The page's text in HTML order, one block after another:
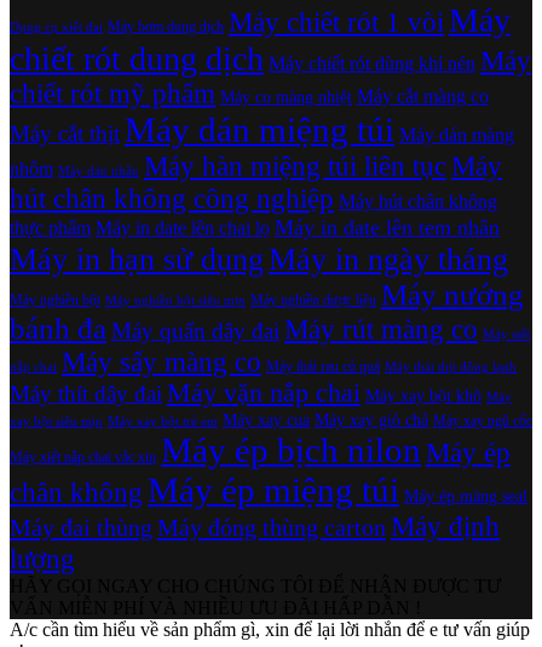
Dụng cụ xiết đai Máy bơm dung dịch Máy chiết rót 1 vòiMáy
chiết rót dung dịch Máy chiết rót dùng khí nén Máy
chiết rót mỹ phẩm Máy co màng nhiệt Máy cắt màng co
Máy cắt thịtMáy dán miệng túi Máy dán màng
nhôm Máy dán nhãn Máy hàn miệng túi liên tụcMáy
hút chân không công nghiệp Máy hút chân không
thực phẩm Máy in date lên chai lọ Máy in date lên tem nhãn
Máy in hạn sử dụngMáy in ngày tháng
Máy nghiền bột Máy nghiền bột siêu mịn Máy nghiền dược liệu Máy nướng
bánh đa Máy quấn dây đai Máy rút màng co Máy siết
nắp chai Máy sấy màng co Máy thái rau củ quả Máy thái thịt đông lạnh
Máy thít dây đai Máy vặn nắp chai Máy xay bột khô Máy
xay bột siêu mịn Máy xay bột trẻ em Máy xay cua Máy xay giò chả Máy xay ngũ cốc
Máy xiết nắp chai vắc xin Máy ép bịch nilon Máy ép
chân không Máy ép miệng túi Máy ép màng seal
Máy đai thùng Máy đóng thùng carton Máy định
lượng
A/c cần tìm hiểu về sản phẩm gì, xin để lại lời nhắn để e tư vấn giúp